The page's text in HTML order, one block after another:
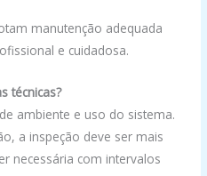
manutenção adequada
e cuidadosa.
técnicas?
ambiente e uso do sistema.
a inspeção deve ser mais
necessária com intervalos